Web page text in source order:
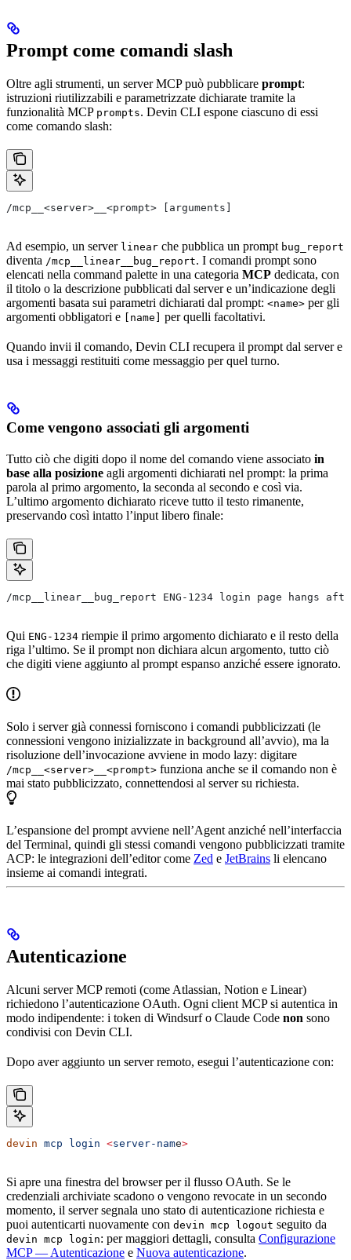
Prompt come comandi slash
Oltre agli strumenti, un server MCP può pubblicare prompt:
istruzioni riutilizzabili e parametrizzate dichiarate tramite la
funzionalità MCP prompts. Devin CLI espone ciascuno di essi
come comando slash:
/mcp__<server>__<prompt> [arguments]
Ad esempio, un server linear che pubblica un prompt bug_report
diventa /mcp__linear__bug_report. I comandi prompt sono
elencati nella command palette in una categoria MCP dedicata, con
il titolo o la descrizione pubblicati dal server e un’indicazione degli
argomenti basata sui parametri dichiarati dal prompt: <name> per gli
argomenti obbligatori e [name] per quelli facoltativi.
Quando invii il comando, Devin CLI recupera il prompt dal server e
usa i messaggi restituiti come messaggio per quel turno.
Come vengono associati gli argomenti
Tutto ciò che digiti dopo il nome del comando viene associato in
base alla posizione agli argomenti dichiarati nel prompt: la prima
parola al primo argomento, la seconda al secondo e così via.
L’ultimo argomento dichiarato riceve tutto il testo rimanente,
preservando così intatto l’input libero finale:
/mcp__linear__bug_report ENG-1234 login page hangs
Qui ENG-1234 riempie il primo argomento dichiarato e il resto della
riga l’ultimo. Se il prompt non dichiara alcun argomento, tutto ciò
che digiti viene aggiunto al prompt espanso anziché essere ignorato.
Solo i server già connessi forniscono i comandi pubblicizzati (le
connessioni vengono inizializzate in background all’avvio), ma la
risoluzione dell’invocazione avviene in modo lazy: digitare
/mcp__<server>__<prompt> funziona anche se il comando non è
mai stato pubblicizzato, connettendosi al server su richiesta.
L’espansione del prompt avviene nell’Agent anziché nell’interfaccia
del Terminal, quindi gli stessi comandi vengono pubblicizzati tramite
ACP: le integrazioni dell’editor come Zed e JetBrains li elencano
insieme ai comandi integrati.
Autenticazione
Alcuni server MCP remoti (come Atlassian, Notion e Linear)
richiedono l’autenticazione OAuth. Ogni client MCP si autentica in
modo indipendente: i token di Windsurf o Claude Code non sono
condivisi con Devin CLI.
Dopo aver aggiunto un server remoto, esegui l’autenticazione con:
devin mcp login <server-name>
Si apre una finestra del browser per il flusso OAuth. Se le
credenziali archiviate scadono o vengono revocate in un secondo
momento, il server segnala uno stato di autenticazione richiesta e
puoi autenticarti nuovamente con devin mcp logout seguito da
devin mcp login: per maggiori dettagli, consulta Configurazione
MCP — Autenticazione e Nuova autenticazione.